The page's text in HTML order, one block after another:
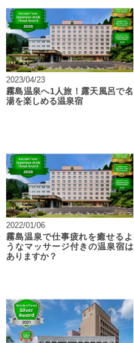
2023/04/23
霧島温泉へ1人旅！露天風呂で名
湯を楽しめる温泉宿
2022/01/06
霧島温泉で仕事疲れを癒せるよ
うなマッサージ付きの温泉宿は
ありますか？